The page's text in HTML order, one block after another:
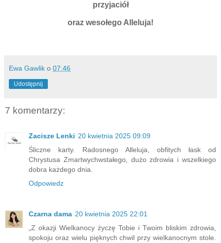
przyjaciół
oraz wesołego Alleluja!
Ewa Gawlik o 07:46
Udostępnij
7 komentarzy:
Zacisze Lenki 20 kwietnia 2025 09:09
Śliczne karty. Radosnego Alleluja, obfitych łask od
Chrystusa Zmartwychwstałego, dużo zdrowia i wszelkiego
dobra każdego dnia.
Odpowiedz
Czarna dama 20 kwietnia 2025 22:01
„Z okazji Wielkanocy życzę Tobie i Twoim bliskim zdrowia,
spokoju oraz wielu pięknych chwil przy wielkanocnym stole.